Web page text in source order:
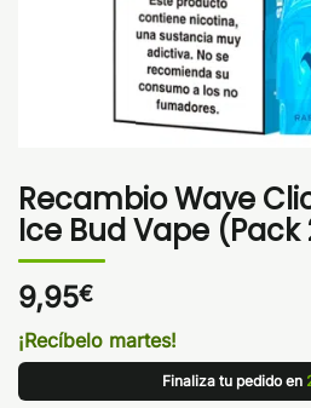
Recambio Wave
Ice Bud Vape (Pack
9,95€
¡Recíbelo martes!
Finaliza tu pedido en